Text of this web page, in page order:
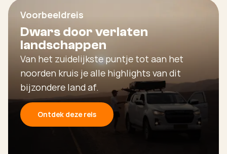
Voorbeeldreis
Dwars door verlaten
landschappen
Van het zuidelijkste puntje tot aan het
noorden kruis je alle highlights van dit
bijzondere land af.
Ontdek deze reis